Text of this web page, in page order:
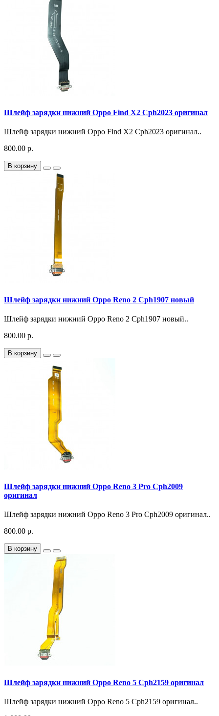
Шлейф зарядки нижний Oppo Find X2 Cph2023 оригинал
Шлейф зарядки нижний Oppo Find X2 Cph2023 оригинал..
800.00 р.
В корзину
Шлейф зарядки нижний Oppo Reno 2 Cph1907 новый
Шлейф зарядки нижний Oppo Reno 2 Cph1907 новый..
800.00 р.
В корзину
Шлейф зарядки нижний Oppo Reno 3 Pro Cph2009
оригинал
Шлейф зарядки нижний Oppo Reno 3 Pro Cph2009 оригинал..
800.00 р.
В корзину
Шлейф зарядки нижний Oppo Reno 5 Cph2159 оригинал
Шлейф зарядки нижний Oppo Reno 5 Cph2159 оригинал..